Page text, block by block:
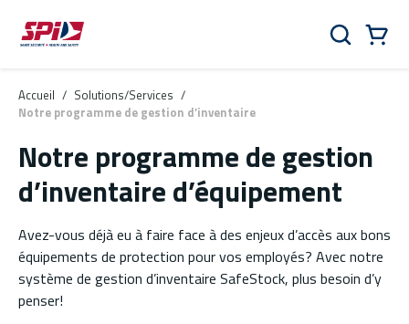
Aller au contenu principal
Skip to menu
Skip to footer
Rechercher
Accueil / Solutions/Services /
Notre programme de gestion d’inventaire
Notre programme de gestion
d’inventaire d’équipement
Avez-vous déjà eu à faire face à des enjeux d’accès aux bons
équipements de protection pour vos employés? Avec notre
système de gestion d’inventaire SafeStock, plus besoin d’y
penser!